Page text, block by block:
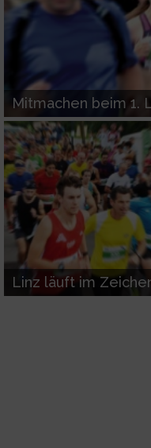
Mitmachen beim 1.
Linz läuft im